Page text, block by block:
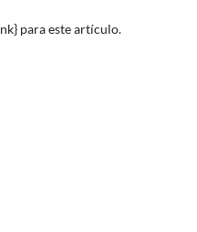
para este artículo.